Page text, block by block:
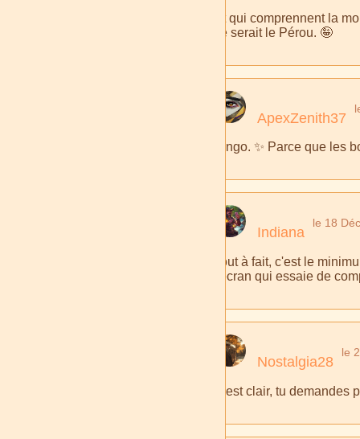
Et qui comprennent la
ce serait le Pérou. 🤪
ApexZenith37
Bingo. ✨ Parce que les
Indiana
le 18
Tout à fait, c'est le
l'écran qui essaie de
Nostalgia28
le
C'est clair, tu